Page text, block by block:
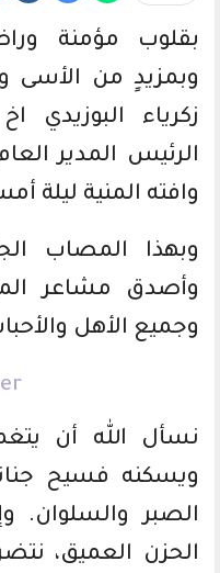
بقلوب مؤمنة
وبمزيدٍ من الأسى
زكرياء البوزيدي
الرئيس المدير
وافته المنية ليلة
وبهذا المصاب
وأصدق مشاعر
وجميع الأهل
نسأل الله أن
ويسكنه فسيح
الصبر والسلوان.
الحزن العميق،